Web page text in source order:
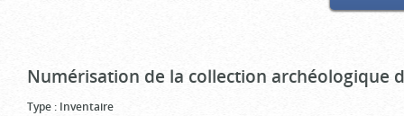
Numérisation de la collection archéologique
Type : Inventaire